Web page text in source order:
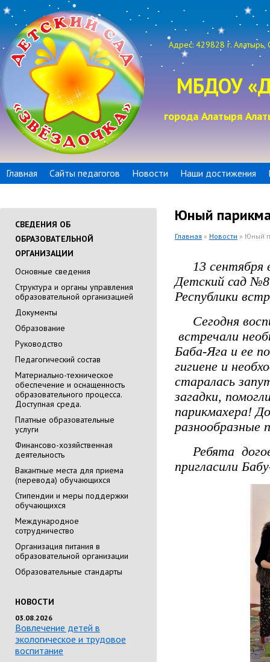
Адрес: 429828 г. Алатырь,
МБДОУ
города Алатыря
Главная Сайты педагогов Новости Наши достижения
СВЕДЕНИЯ ОБ
ОБРАЗОВАТЕЛЬНОЙ
ОРГАНИЗАЦИИ
Основные сведения
Cтруктура и органы управления
образовательной организацией
Документы
Образование
Руководство
Педагогический состав
Материально-техническое
обеспечение и оснащенность
образовательного процесса.
Доступная среда.
Платные образовательные
услуги
Финансово-хозяйственная
деятельность
Вакантные места для приема
(перевода) обучающихся
Стипендии и меры поддержки
обучающихся
Международное
сотрудничество
Организация питания в
образовательной организации
Образовательные стандарты
НОВОСТИ
03.08.2026
Вовлечение детей в
экологическое и трудовое
воспитание
Юный
Главная » Новости » Юный
13 сентября
Детский сад №8
Республики
Сегодня
встречали
Баба-Яга и ее
гигиене и
старалась
загадки,
парикмахера!
разнообразные
Ребята
пригласили